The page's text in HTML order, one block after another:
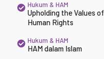
Hukum & HAM
Upholding the Values
Human Rights
Hukum & HAM
HAM dalam Islam